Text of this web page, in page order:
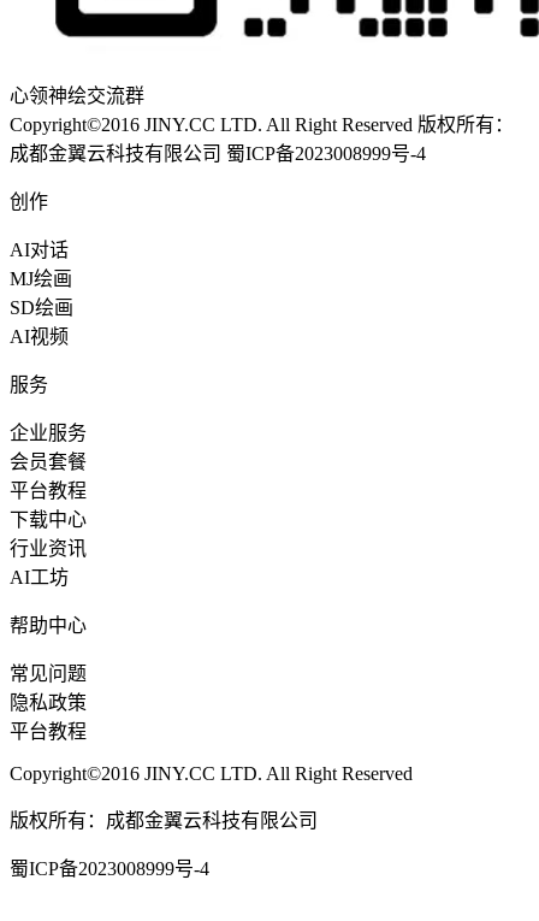
心领神绘交流群
Copyright©2016 JINY.CC LTD. All Right Reserved 版权所有：
成都金翼云科技有限公司 蜀ICP备2023008999号-4
创作
AI对话
MJ绘画
SD绘画
AI视频
服务
企业服务
会员套餐
平台教程
下载中心
行业资讯
AI工坊
帮助中心
常见问题
隐私政策
平台教程
Copyright©2016 JINY.CC LTD. All Right Reserved
版权所有：成都金翼云科技有限公司
蜀ICP备2023008999号-4